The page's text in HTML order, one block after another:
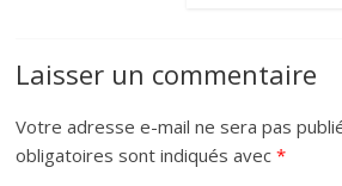
Laisser un commentaire
Votre adresse e-mail ne sera pas
obligatoires sont indiqués avec*